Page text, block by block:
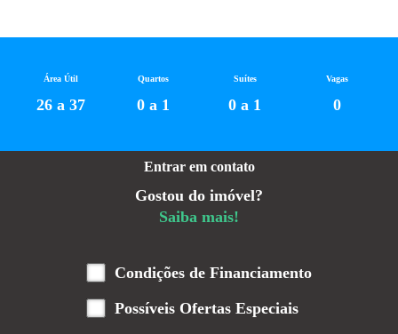
Entrar em contato
Gostou do imóvel?
Saiba mais!
Condições de Financiamento
Possíveis Ofertas Especiais
Área Útil
26 a 37
Quartos
0 a 1
Suítes
0 a 1
Vagas
0